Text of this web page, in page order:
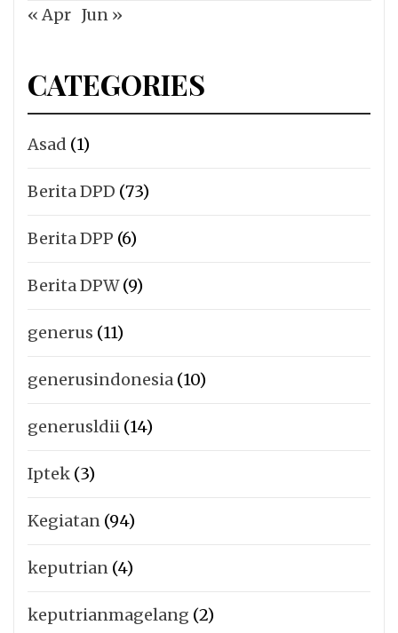
« Apr Jun »
CATEGORIES
Asad (1)
Berita DPD (73)
Berita DPP (6)
Berita DPW(9)
generus (11)
generusindonesia (10)
generusldii (14)
Iptek (3)
Kegiatan (94)
keputrian (4)
keputrianmagelang (2)